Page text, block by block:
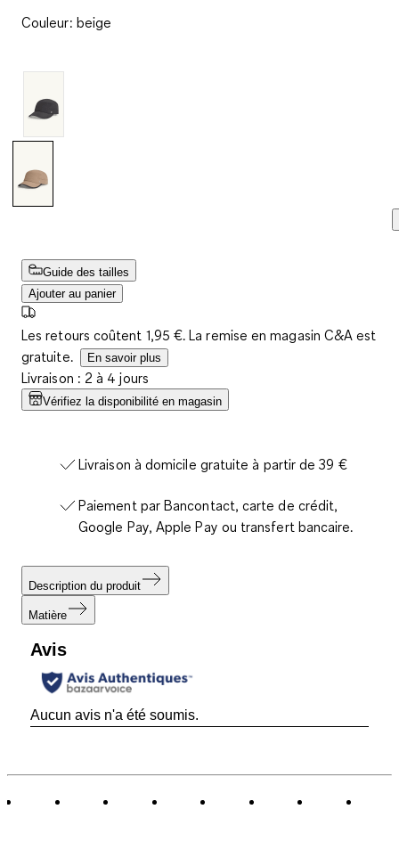
Couleur: beige
Guide des tailles
Ajouter au panier
Les retours coûtent 1,95 €. La remise en magasin C&A est
gratuite.
En savoir plus
Livraison : 2 à 4 jours
Vérifiez la disponibilité en magasin
Livraison à domicile gratuite à partir de 39 €
Paiement par Bancontact, carte de crédit,
Google Pay, Apple Pay ou transfert bancaire.
Description du produit
Matière
Avis
Aucun avis n'a été soumis.